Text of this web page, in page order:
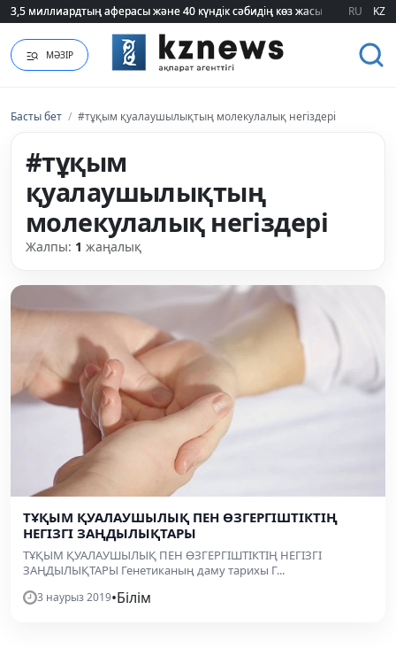
3,5 миллиардтың аферасы және 40 күндік сәбидің көз жасы:
3,5 миллиардтың аферасы және 40 күндік сәбидің көз жасы: RU KZ
МӘЗІР
Басты бет / #тұқым қуалаушылықтың молекулалық негіздері
#тұқым
қуалаушылықтың
молекулалық негіздері
Жалпы: 1 жаңалық
ТҰҚЫМ ҚУАЛАУШЫЛЫҚ ПЕН ӨЗГЕРГІШТІКТІҢ
НЕГІЗГІ ЗАҢДЫЛЫҚТАРЫ
ТҰҚЫМ ҚУАЛАУШЫЛЫҚ ПЕН ӨЗГЕРГІШТІКТІҢ НЕГІЗГІ
ЗАҢДЫЛЫҚТАРЫ Генетиканың даму тарихы Г...
3 наурыз 2019•Білім